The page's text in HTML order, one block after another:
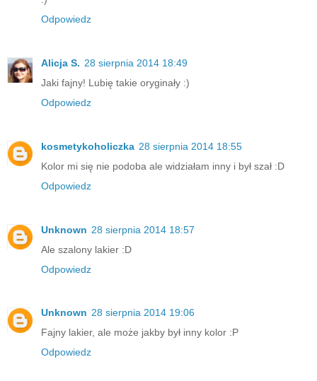
Odpowiedz
Alicja S. 28 sierpnia 2014 18:49
Jaki fajny! Lubię takie oryginały :)
Odpowiedz
kosmetykoholiczka 28 sierpnia 2014 18:55
Kolor mi się nie podoba ale widziałam inny i był szał :D
Odpowiedz
Unknown 28 sierpnia 2014 18:57
Ale szalony lakier :D
Odpowiedz
Unknown 28 sierpnia 2014 19:06
Fajny lakier, ale może jakby był inny kolor :P
Odpowiedz